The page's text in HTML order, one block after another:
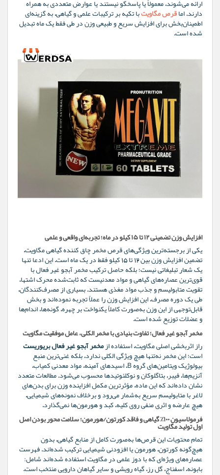
ارائه می‌شوند، معمولاً یا پاسخگو نیستند یا عوارض متعددی به همراه
دارند. اما قرص مگاویتبا تکیه بر ترکیبات علمی و گیاهی، به گزینه‌ای
اطمینان‌بخش برای افزایش سریع و طبیعی وزن در طی فقط یک ماه تبدیل
شده است.
افزایش وزن تضمینی ۱۲ تا ۱۵ کیلو در ماه؛ تجربه‌ای واقعی و علمی
یکی از برجسته‌ترین ویژگی‌های قرص مخمر چاق کننده گیاهی مگاویت،
‌تضمین افزایش وزن بین ۱۲ تا ۱۵ کیلو فقط در یک ماه است. این ادعا تنها
یک شعار تبلیغاتی نیست؛ بلکه حاصل ترکیب مخمر آبجو غیر فعال با
قوی‌ترین عصاره‌های گیاهی و مواد معدنیست که ثابت‌شده محرک اشتها،
تقویت متابولیسم و جذب مواد مغذی هستند. بسیاری از مصرف‌کنندگان،
طی یک دوره مصرف، این افزایش وزن را عملاً تجربه نموده‌اند و بخش
قابل‌توجهی از این وزن به‌صورت کاملاً یکنواخت بر چهره، گونه‌ها، اندام‌ها
و عضلات توزیع شده است.
مخمر آبجو غیر فعال؛ تفاوت بنیادی با مخمر الکلی، عامل موفقیت مگاویت
راز اثربخشی اصلی مگاویت، استفاده از مخمر آبجو غیر فعال بریوریست
است؛ این مخمر نه‌تنها هیچ ویژگی الکلی ندارد، بلکه غنی‌ترین منبع
بیولوژیک ویتامین‌های گروه B، اسیدهای آمینه، مواد معدنی کمیاب،
آنزیم‌ها، فیبر، بتاگلوکان و نوکلئوتیدها محسوب می‌شود. مطالعات متعدد
نشان داده‌اند که این ماده، مؤثرترین مکمل افزاینده وزن برای بدن‌های
لاغر با متابولیسم سریع به‌شمار می‌رود و برخلاف نمونه‌های شیمیایی،
هیچ عارضه و اثری منفی روی کلیه، کبد و هورمون‌ها نمی‌گذارد.
فرمولاسیون ۱۰۰٪ گیاهی و فاقد کورتون/هورمون؛ سلامت محور بودن اصل
اول تولید مگاویت
تمام محتویات این قرص‌ها به‌صورت کامل از منابع گیاهی، بدون
هیچ‌گونه کورتون، هورمون یا افزودنی شیمیایی ترکیب شده‌اند. فهرست
عصاره‌های ویژه‌ای که با دوز علمی در مگاویت استفاده شده‌اند شامل:
بابونه، اسفناج، گل رز، گیاه رویشی و سایر گیاهان دارویی منتخب است.